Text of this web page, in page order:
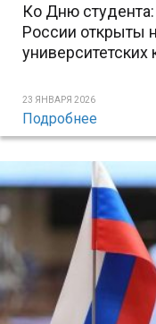
Ко Дню
России открыты
университетских
23 ЯНВАРЯ 2026
Подробнее